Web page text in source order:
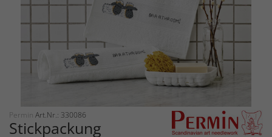
Permin Art.Nr.: 330086
Stickpackung